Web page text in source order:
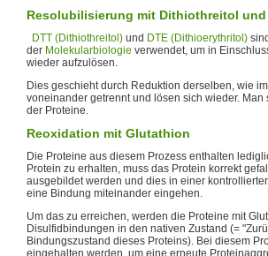
Resolubilisierung mit Dithiothreitol
DTT (Dithiothreitol) und DTE (Dithioerythritol)
der Molekularbiologie verwendet, um in
wieder aufzulösen.
Dies geschieht durch Reduktion derselben, wie
voneinander getrennt und lösen sich wieder.
der Proteine.
Reoxidation mit Glutathion
Die Proteine aus diesem Prozess enthalten
Protein zu erhalten, muss das Protein korrekt
ausgebildet werden und dies in einer
eine Bindung miteinander eingehen.
Um das zu erreichen, werden die Proteine mit
Disulfidbindungen in den nativen Zustand (=
Bindungszustand dieses Proteins). Bei diesem